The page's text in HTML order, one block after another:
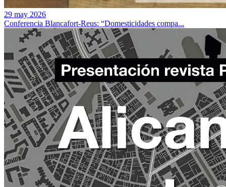
29 may 2026
Conferencia Blancafort-Reus: “Domesticidades compa...